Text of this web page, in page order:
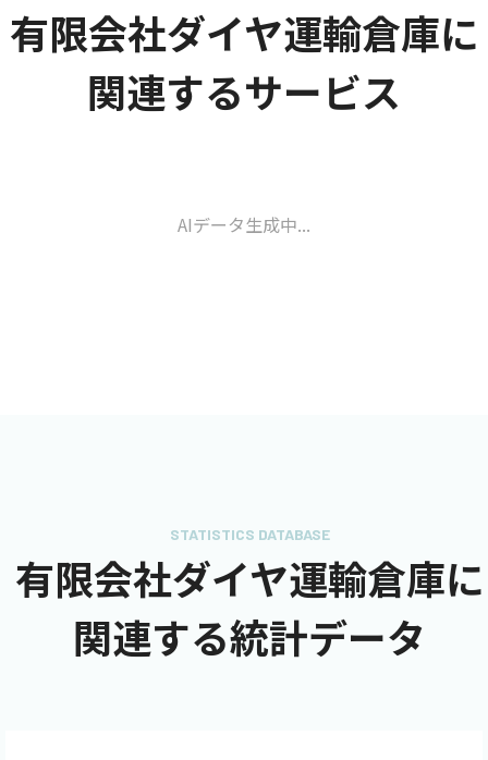
有限会社ダイヤ運輸倉庫に
関連するサービス
AIデータ生成中...
STATISTICS DATABASE
有限会社ダイヤ運輸倉庫に
関連する統計データ